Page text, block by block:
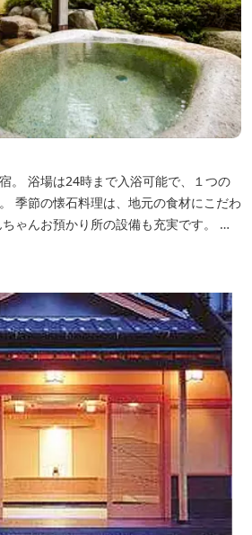
。 浴場は24時まで入浴可能で、１つの
季節の懐石料理は、地元の食材にこだわ
ゃんお預かり所の設備も充実です。 女
ソフトが人気です。 お食事処と大浴場の
設備を導入いたしました。